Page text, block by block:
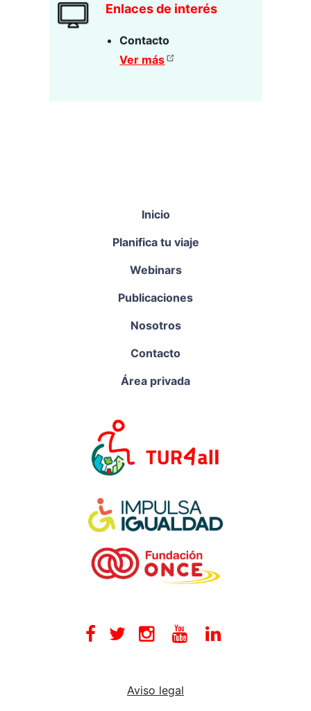
Enlaces de interés
Contacto
Ver más
Inicio
Planifica tu viaje
Webinars
Publicaciones
Nosotros
Contacto
Área privada
Facebook
TwitterInstagram
Youtube
Aviso legal